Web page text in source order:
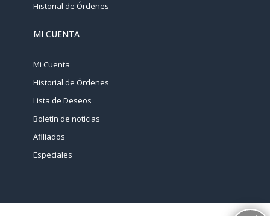
Historial de Órdenes
MI CUENTA
Mi Cuenta
Historial de Órdenes
Lista de Deseos
Boletín de noticias
Afiliados
Especiales